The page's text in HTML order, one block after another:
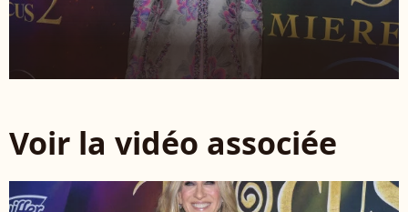
Voir la vidéo associée